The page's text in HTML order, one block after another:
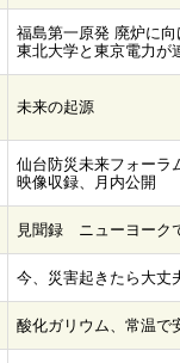
福島第一原発 廃炉に向
東北大学と東京電力が
未来の起源
仙台防災未来フォー
映像収録、月内公開
見聞録 ニューヨーク
今、災害起きたら大丈
酸化ガリウム、常温で